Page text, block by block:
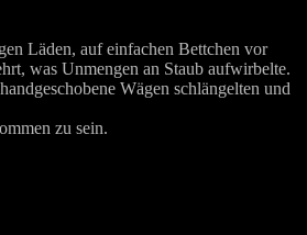
Läden, auf einfachen Bettchen vor
was Unmengen an Staub aufwirbelte.
Wägen schlängelten und
zu sein.